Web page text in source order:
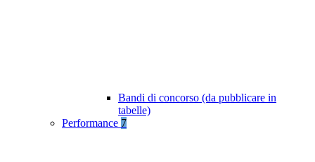
Bandi di concorso (da pubblicare in
tabelle)
Performance 7